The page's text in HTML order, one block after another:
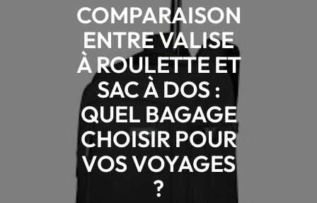
COMPARAISON
ENTRE VALISE
À ROULETTE ET
SAC À DOS :
QUEL BAGAGE
CHOISIR POUR
VOS VOYAGES
?